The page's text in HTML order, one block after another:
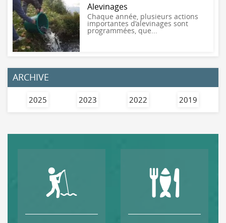
Alevinages
Chaque année, plusieurs actions
importantes d’alevinages sont
programmées, que...
ARCHIVE
2025 2023 2022 2019